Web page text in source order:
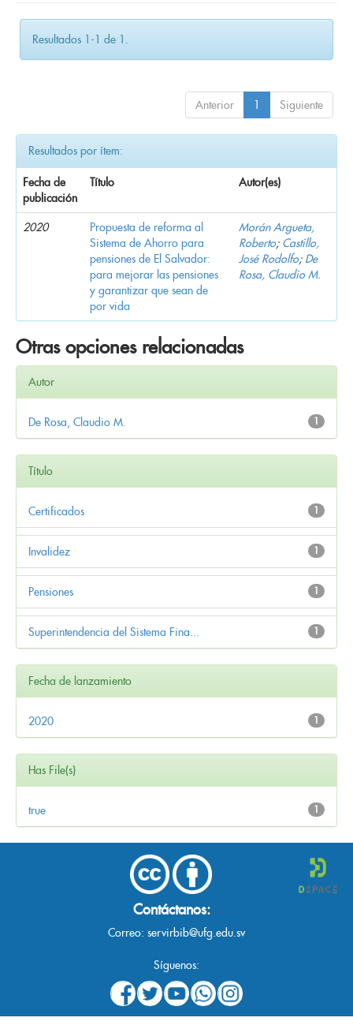
Resultados 1-1 de 1.
Anterior 1 Siguiente
Resultados por ítem:
Fecha de
publicación
Título Autor(es)
2020
Propuesta de reforma al
Sistema de Ahorro para
pensiones de El Salvador:
para mejorar las pensiones
y garantizar que sean de
por vida
Morán Argueta,
Roberto; Castillo,
José Rodolfo; De
Rosa, Claudio M.
Otras opciones relacionadas
Autor
1
De Rosa, Claudio M.
Título
1
Certificados
1
Invalidez
1
Pensiones
1
Superintendencia del Sistema Fina...
Fecha de lanzamiento
1
2020
Has File(s)
1
true
Contáctanos:
Correo: servirbib@ufg.edu.sv
Síguenos: